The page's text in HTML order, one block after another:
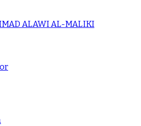
ALAWI AL-MALIKI